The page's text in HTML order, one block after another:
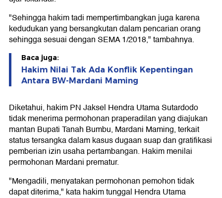
"Sehingga hakim tadi mempertimbangkan juga karena
kedudukan yang bersangkutan dalam pencarian orang
sehingga sesuai dengan SEMA 1/2018," tambahnya.
Baca juga:
Hakim Nilai Tak Ada Konflik Kepentingan
Antara BW-Mardani Maming
Diketahui, hakim PN Jaksel Hendra Utama Sutardodo
tidak menerima permohonan praperadilan yang diajukan
mantan Bupati Tanah Bumbu, Mardani Maming, terkait
status tersangka dalam kasus dugaan suap dan gratifikasi
pemberian izin usaha pertambangan. Hakim menilai
permohonan Mardani prematur.
"Mengadili, menyatakan permohonan pemohon tidak
dapat diterima," kata hakim tunggal Hendra Utama